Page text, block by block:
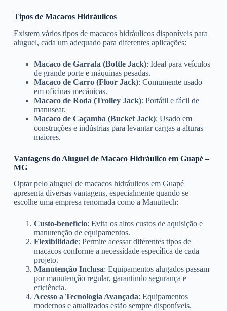
Tipos de Macacos Hidráulicos
Existem vários tipos de macacos hidráulicos disponíveis para
aluguel, cada um adequado para diferentes aplicações:
Macaco de Garrafa (Bottle Jack): Ideal para veículos
de grande porte e máquinas pesadas.
Macaco de Carro (Floor Jack): Comumente usado
em oficinas mecânicas.
Macaco de Roda (Trolley Jack): Portátil e fácil de
manusear.
Macaco de Caçamba (Bucket Jack): Usado em
construções e indústrias para levantar cargas a alturas
maiores.
Vantagens do Aluguel de Macaco Hidráulico em Guapé –
MG
Optar pelo aluguel de macacos hidráulicos em Guapé
apresenta diversas vantagens, especialmente quando se
escolhe uma empresa renomada como a Manuttech:
Custo-benefício: Evita os altos custos de aquisição e
manutenção de equipamentos.
Flexibilidade: Permite acessar diferentes tipos de
macacos conforme a necessidade específica de cada
projeto.
Manutenção Inclusa: Equipamentos alugados passam
por manutenção regular, garantindo segurança e
eficiência.
Acesso a Tecnologia Avançada: Equipamentos
modernos e atualizados estão sempre disponíveis.